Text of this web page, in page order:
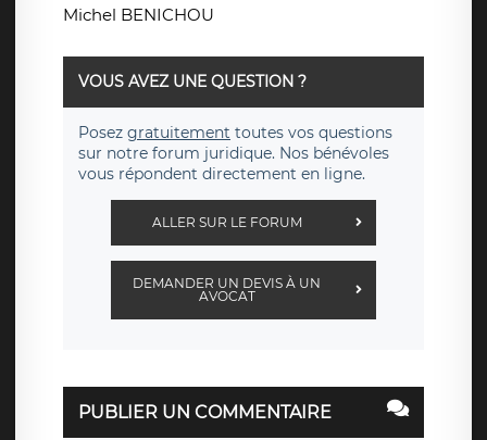
Michel BENICHOU
VOUS AVEZ UNE QUESTION ?
Posez gratuitement toutes vos questions
sur notre forum juridique. Nos bénévoles
vous répondent directement en ligne.
ALLER SUR LE FORUM
DEMANDER UN DEVIS À UN
AVOCAT
PUBLIER UN COMMENTAIRE